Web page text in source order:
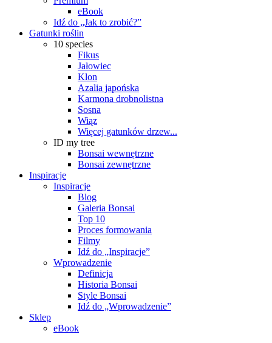
eBook
Idź do „Jak to zrobić?”
Gatunki roślin
10 species
Fikus
Jałowiec
Klon
Azalia japońska
Karmona drobnolistna
Sosna
Wiąz
Więcej gatunków drzew...
ID my tree
Bonsai wewnętrzne
Bonsai zewnętrzne
Inspiracje
Inspiracje
Blog
Galeria Bonsai
Top 10
Proces formowania
Filmy
Idź do „Inspiracje”
Wprowadzenie
Definicja
Historia Bonsai
Style Bonsai
Idź do „Wprowadzenie”
Sklep
eBook